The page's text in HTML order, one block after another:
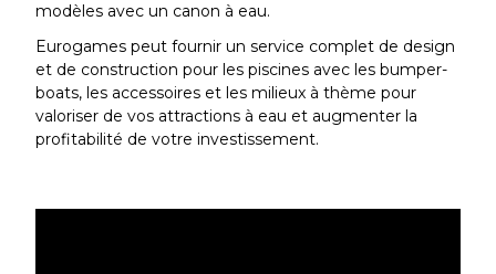
modèles avec un canon à eau.
Eurogames peut fournir un service complet de design
et de construction pour les piscines avec les bumper-
boats, les accessoires et les milieux à thème pour
valoriser de vos attractions à eau et augmenter la
profitabilité de votre investissement.